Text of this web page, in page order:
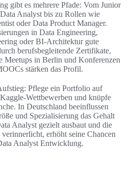
gibt es mehrere Pfade: Vom Junior
Analyst bis zu Rollen wie
oder Data Product Manager.
in Data Engineering,
oder BI‑Architektur gute
berufsbegleitende Zertifikate,
Meetups in Berlin und Konferenzen
stärken das Profil.
Pflege ein Portfolio auf
und knüpfe
In Deutschland beeinflussen
und Spezialisierung das Gehalt
Analyst gezielt ausbaut und die
erhöht seine Chancen
Analyst Entwicklung.